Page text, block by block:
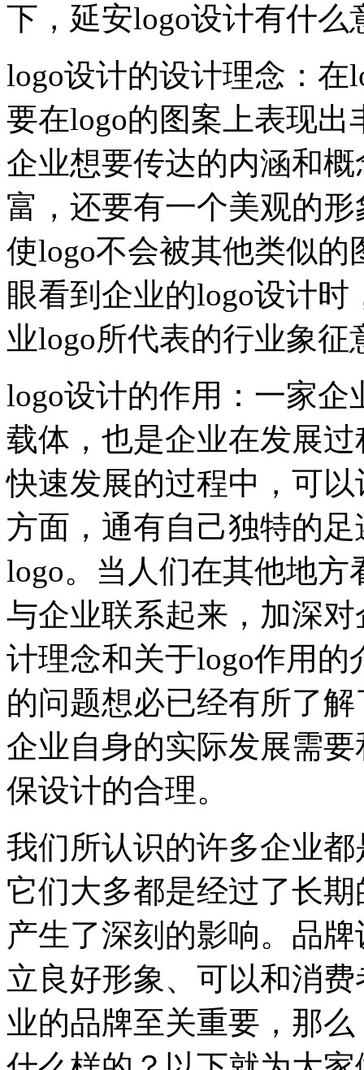
下，延安logo设计有什么
logo设计的设计理念：
要在logo的图案上表现
企业想要传达的内涵和
富，还要有一个美观的
使logo不会被其他类似
眼看到企业的logo设计
业logo所代表的行业象征
logo设计的作用：一家
载体，也是企业在发展
快速发展的过程中，可
方面，通有自己独特的
logo。当人们在其他地方
与企业联系起来，加深
计理念和关于logo作用
的问题想必已经有所了
企业自身的实际发展需
保设计的合理。
我们所认识的许多企业
它们大多都是经过了长
产生了深刻的影响。品
立良好形象、可以和消
业的品牌至关重要，那